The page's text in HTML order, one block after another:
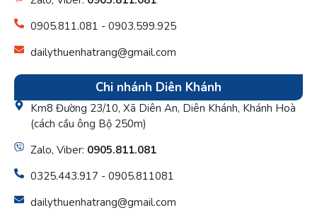
0905.811.081 - 0903.599.925
dailythuenhatrang@gmail.com
Chi nhánh Diên Khánh
Km8 Đường 23/10, Xã Diên An, Diên Khánh, Khánh Hoà
(cách cầu ông Bộ 250m)
Zalo, Viber: 0905.811.081
0325.443.917 - 0905.811081
dailythuenhatrang@gmail.com